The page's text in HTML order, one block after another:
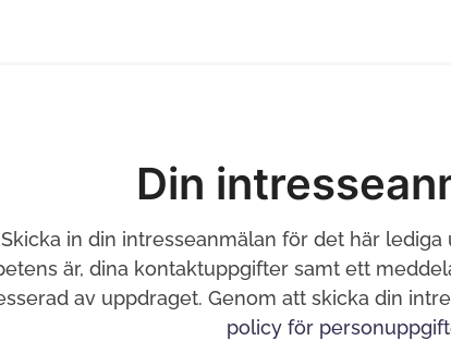
Din
Skicka in din intresseanmälan för det här
är, dina kontaktuppgifter samt ett
av uppdraget. Genom att skicka din
policy för